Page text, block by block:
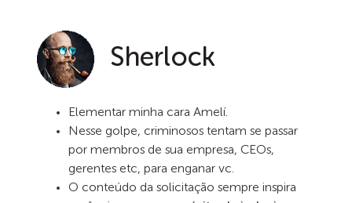
Sherlock
Elementar minha cara Amelí.
Nesse golpe, criminosos tentam se passar
por membros de sua empresa, CEOs,
gerentes etc, para enganar vc.
O conteúdo da solicitação sempre inspira